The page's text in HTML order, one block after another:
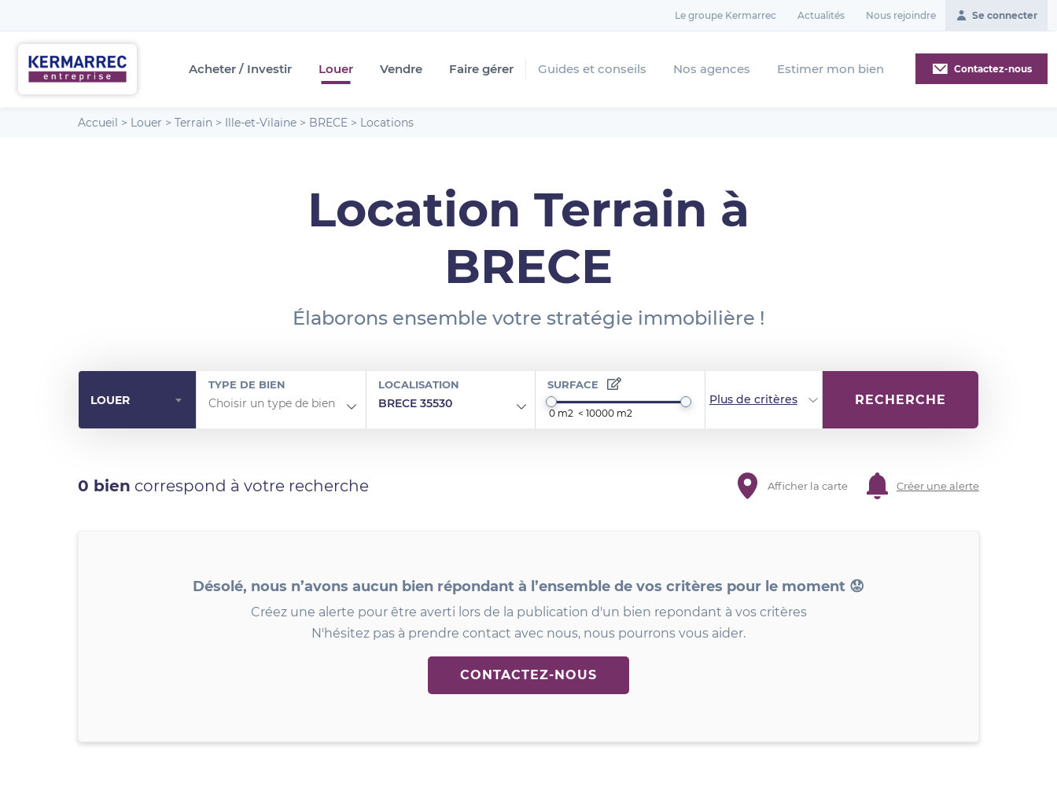
Le groupe Kermarrec Actualités Nous rejoindre Se connecter
Acheter / Investir Louer Vendre Faire gérer Guides et conseils Nos agences Estimer mon bien Contactez-nous
Accueil > Louer > Terrain > Ille-et-Vilaine > BRECE > Locations
Location Terrain à
BRECE
Élaborons ensemble votre stratégie immobilière !
LOUER
TYPE DE BIEN LOCALISATION
BRECE 35530
SURFACE
Plus de critères RECHERCHE
0 bien correspond à votre recherche Afficher la carte Créer une alerte
Désolé, nous n’avons aucun bien répondant à l’ensemble de vos critères pour le moment 😟
Créez une alerte pour être averti lors de la publication d'un bien repondant à vos critères
N'hésitez pas à prendre contact avec nous, nous pourrons vous aider.
CONTACTEZ-NOUS